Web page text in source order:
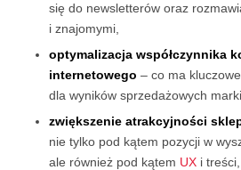
się do newsletterów oraz
i znajomymi,
optymalizacja współczynnika
internetowego – co ma
dla wyników sprzedażowych marki,
zwiększenie atrakcyjności
nie tylko pod kątem pozycji w
ale również pod kątem UXi treści,